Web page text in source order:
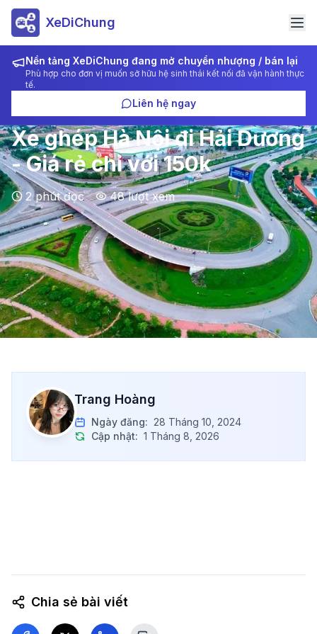
XeDiChung
Nền tảng XeDiChung đang mở chuyển nhượng / bán lại
Phù hợp cho đơn vị muốn sở hữu hệ sinh thái kết nối đã vận hành thực
tế.
Liên hệ ngay
Xe ghép Hà Nội đi Hải Dương
- Giá rẻ chỉ với 150k
2phút đọc 48lượt xem
Trang Hoàng
Ngày đăng: 28 Tháng 10, 2024
Cập nhật: 1 Tháng 8, 2026
Chia sẻ bài viết